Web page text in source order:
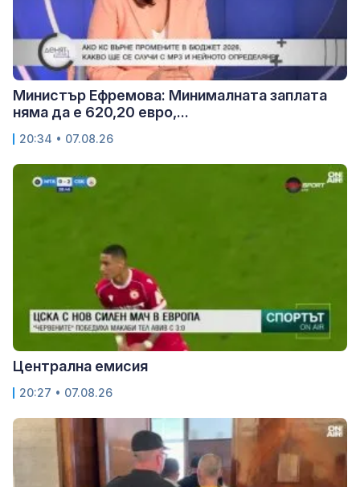
Министър Ефремова: Минималната заплата
няма да е 620,20 евро,...
20:34 • 07.08.26
Централна емисия
20:27 • 07.08.26